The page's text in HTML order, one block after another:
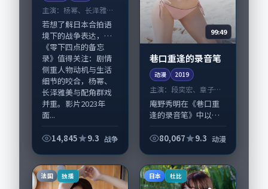
主演： 杨幂、长泽雅美
等
若想了解日本合拍语
境下的战争表达，
《零下四点的备忘
录》值得关注：剧情
侧重人物动机与生活
细节的咬合，杨幂、
长泽雅美与配角群戏
并重。影片2023年
面...
14,845 9.3 战争
99:49
巷口重逢的录音笔
动漫 2019
主演：段奕宏、章子怡
等
庵野秀明在《巷口重
逢的录音笔》中以细
张力，段奕宏、章子
主要在美国完成制作
协同，2019-1...
80,067 9.3 动漫
法国 独播 日本 杜比